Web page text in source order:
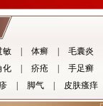
敏 体癣
毛囊炎
化 疥疮
手足癣
脚气 皮肤瘙痒